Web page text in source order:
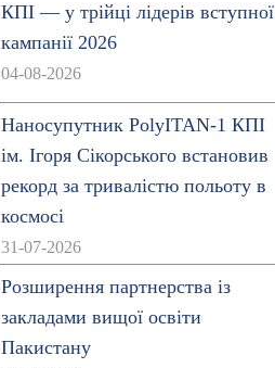
КПІ — у трійці лідерів вступної
кампанії 2026
04-08-2026
Наносупутник PolyITAN-1 КПІ
ім. Ігоря Сікорського встановив
рекорд за тривалістю польоту в
космосі
31-07-2026
Розширення партнерства із
закладами вищої освіти
Пакистану